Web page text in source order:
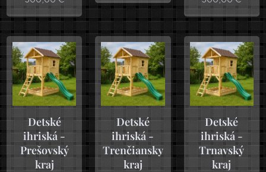
Detské
ihriská -
Prešovský
kraj
Detské
ihriská -
Trenčiansky
kraj
Detské
ihriská -
Trnavský
kraj